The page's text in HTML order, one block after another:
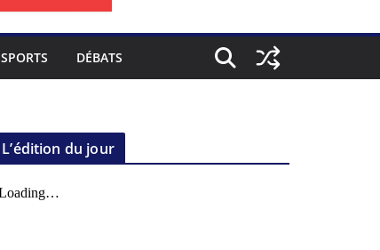
SPORTS DÉBATS
L’édition du jour